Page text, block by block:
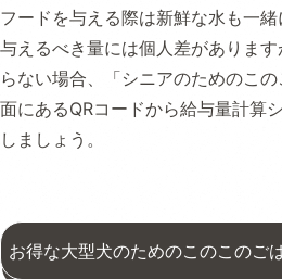
フードを与える際は新鮮な水も一緒
与えるべき量には個人差がありま
らない場合、「シニアのためのこ
面にあるQRコードから給与量計算
しましょう。
お得な大型犬のためのこのこのご